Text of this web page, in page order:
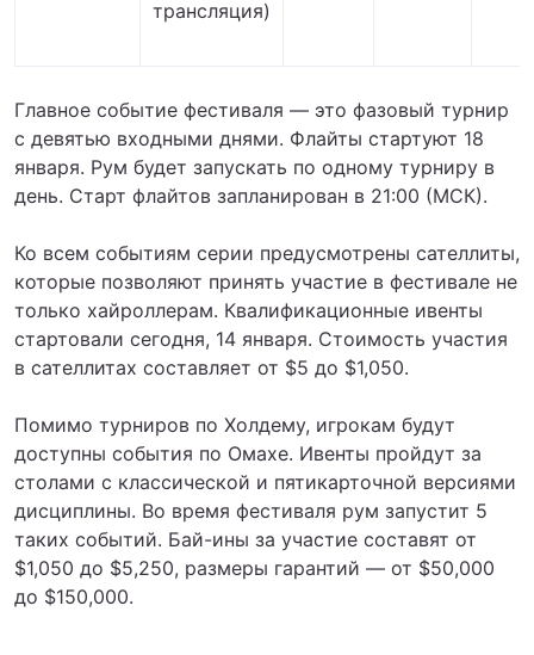
трансляция)
Главное событие фестиваля ― это фазовый турнир
с девятью входными днями. Флайты стартуют 18
января. Рум будет запускать по одному турниру в
день. Старт флайтов запланирован в 21:00 (МСК).
Ко всем событиям серии предусмотрены сателлиты,
которые позволяют принять участие в фестивале не
только хайроллерам. Квалификационные ивенты
стартовали сегодня, 14 января. Стоимость участия
в сателлитах составляет от $5 до $1,050.
Помимо турниров по Холдему, игрокам будут
доступны события по Омахе. Ивенты пройдут за
столами с классической и пятикарточной версиями
дисциплины. Во время фестиваля рум запустит 5
таких событий. Бай-ины за участие составят от
$1,050 до $5,250, размеры гарантий ― от $50,000
до $150,000.